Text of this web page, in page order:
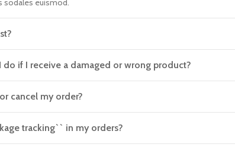
sodales euismod.
do if I receive a damaged or wrong product?
cancel my order?
tracking`` in my orders?